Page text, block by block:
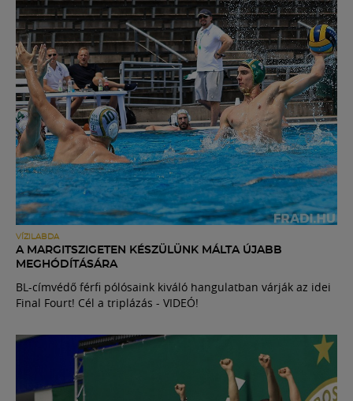
VÍZILABDA
A MARGITSZIGETEN KÉSZÜLÜNK MÁLTA ÚJABB
MEGHÓDÍTÁSÁRA
BL-címvédő férfi pólósaink kiváló hangulatban várják az idei
Final Fourt! Cél a triplázás - VIDEÓ!